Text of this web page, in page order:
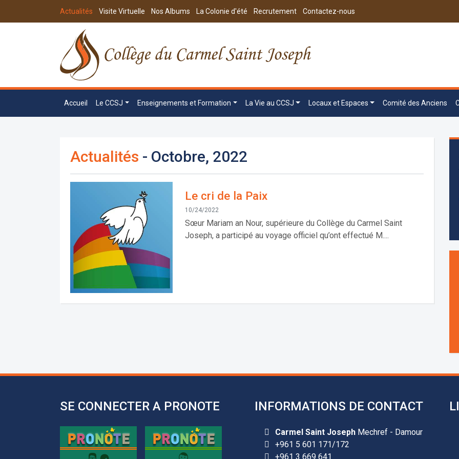
Actualités Visite Virtuelle Nos Albums La Colonie d'été Recrutement Contactez-nous
Accueil Le CCSJ Enseignements et Formation La Vie au CCSJ Locaux et Espaces Comité des Anciens
Actualités - Octobre, 2022
Le cri de la Paix
10/24/2022
Sœur Mariam an Nour, supérieure du Collège du Carmel Saint
Joseph, a participé au voyage officiel qu’ont effectué M....
SE CONNECTER A PRONOTE INFORMATIONS DE CONTACT
Carmel Saint JosephMechref - Damour
+961 5 601 171/172
+961 3 669 641